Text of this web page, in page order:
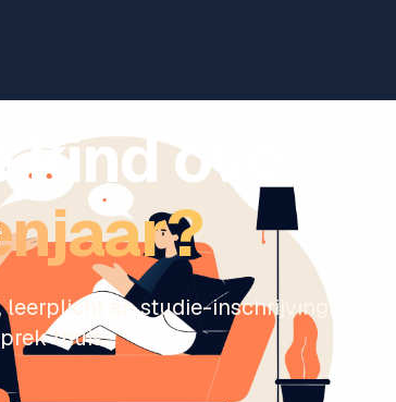
kind over
leerplicht en studie-inschrijving.
thuis.